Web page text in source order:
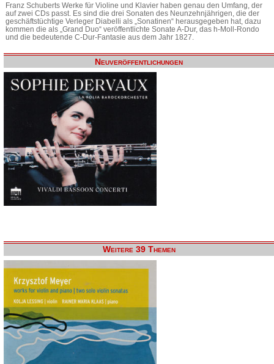
Franz Schuberts Werke für Violine und Klavier haben genau den Umfang, der
auf zwei CDs passt. Es sind die drei Sonaten des Neunzehnjährigen, die der
geschäftstüchtige Verleger Diabelli als „Sonatinen“ herausgegeben hat, dazu
kommen die als „Grand Duo“ veröffentlichte Sonate A-Dur, das h-Moll-Rondo
und die bedeutende C-Dur-Fantasie aus dem Jahr 1827.
Neuveröffentlichungen
Weitere 39 Themen